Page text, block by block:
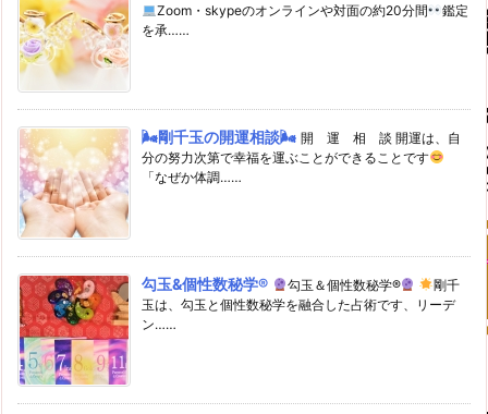
Zoom・skypeのオンラインや対面の約20分間
鑑定
を承……
🌬剛千玉の開運相談🌬 開 運 相 談 開運は、自
分の努力次第で幸福を運ぶことができることです
「なぜか体調……
勾玉&個性数秘学® 勾玉＆個性数秘学®
剛千
玉は、勾玉と個性数秘学を融合した占術です、リーデ
ン……